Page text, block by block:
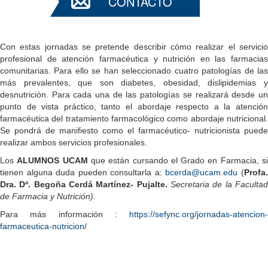
Con estas jornadas se pretende describir cómo realizar el servicio
profesional de atención farmacéutica y nutrición en las farmacias
comunitarias. Para ello se han seleccionado cuatro patologías de las
más prevalentes, que son diabetes, obesidad, dislipidemias y
desnutrición. Para cada una de las patologías se realizará desde un
punto de vista práctico, tanto el abordaje respecto a la atención
farmacéutica del tratamiento farmacológico como abordaje nutricional.
Se pondrá de manifiesto como el farmacéutico- nutricionista puede
realizar ambos servicios profesionales.
LosALUMNOS UCAM que están cursando el Grado en Farmacia, si
tienen alguna duda pueden consultarla a: bcerda@ucam.edu (Profa.
Dra. Dª. Begoña Cerdá Martínez- Pujalte. Secretaria de la Facultad
de Farmacia y Nutrición).
Para más información : https://sefync.org/jornadas-atencion-
farmaceutica-nutricion/